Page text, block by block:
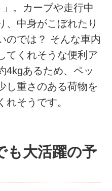
」。カーブや走行中
、中身がこぼれたり
のでは？ そんな車内
てくれそうな便利ア
4kgあるため、ペッ
し重さのある荷物を
そうです。
も大活躍の予